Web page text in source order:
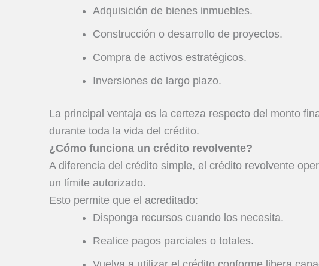
Adquisición de bienes inmuebles.
Construcción o desarrollo de proyectos.
Compra de activos estratégicos.
Inversiones de largo plazo.
La principal ventaja es la certeza respecto del monto
durante toda la vida del crédito.
¿Cómo funciona un crédito revolvente?
A diferencia del crédito simple, el crédito revolvente
un límite autorizado.
Esto permite que el acreditado:
Disponga recursos cuando los necesita.
Realice pagos parciales o totales.